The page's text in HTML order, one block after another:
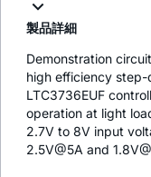
製品詳細
Demonstration
high efficiency
LTC3736EUF
operation at light
2.7V to 8V input
2.5V@5A and